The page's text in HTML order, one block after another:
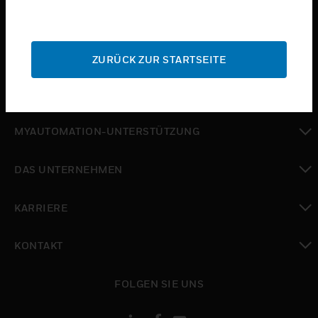
toggle view
toggle view
MYAUTOMATION-UNTERSTÜTZUNG
DAS UNTERNEHMEN
KARRIERE
KONTAKT
FOLGEN SIE UNS
ZURÜCK ZUR STARTSEITE